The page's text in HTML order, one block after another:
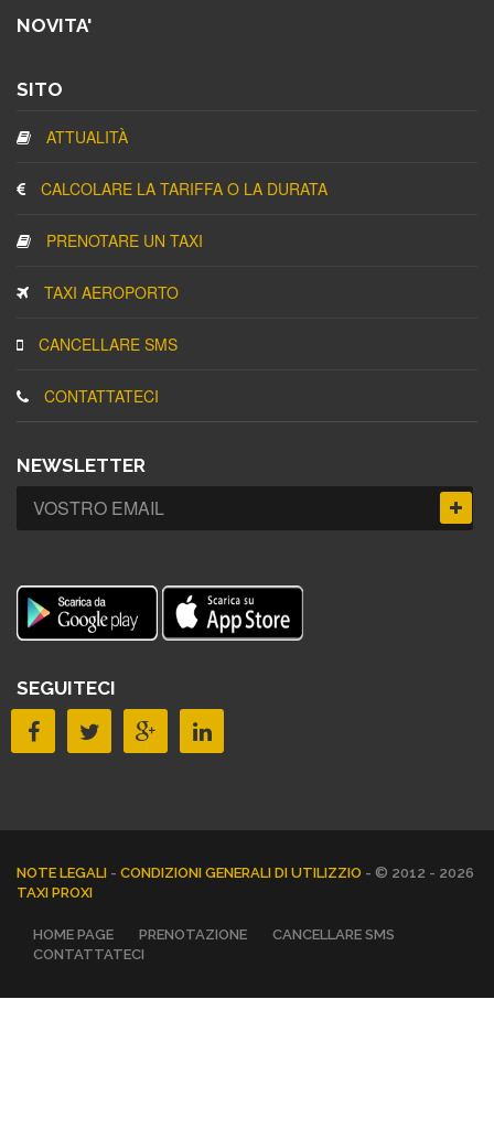
NOVITA'
SITO
ATTUALITÀ
CALCOLARE LA TARIFFA O LA DURATA
PRENOTARE UN TAXI
TAXI AEROPORTO
CANCELLARE SMS
CONTATTATECI
NEWSLETTER
SEGUITECI
NOTE LEGALI - CONDIZIONI GENERALI DI UTILIZZIO - © 2012 - 2026
TAXI PROXI
HOME PAGE PRENOTAZIONE
CANCELLARE SMS
CONTATTATECI